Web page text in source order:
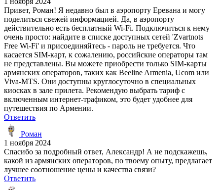
Привет, Роман! Я недавно был в аэропорту Еревана и могу
поделиться свежей информацией. Да, в аэропорту
действительно есть бесплатный Wi-Fi. Подключиться к нему
очень просто: найдите в списке доступных сетей 'Zvartnots
Free Wi-Fi' и присоединяйтесь - пароль не требуется. Что
касается SIM-карт, к сожалению, российские операторы там
не представлены. Вы можете приобрести только SIM-карты
армянских операторов, таких как Beeline Armenia, Ucom или
Viva-MTS. Они доступны круглосуточно в специальных
киосках в зале прилета. Рекомендую выбрать тариф с
включенным интернет-трафиком, это будет удобнее для
путешествия по Армении.
Ответить
Роман
1 ноября 2024
Спасибо за подробный ответ, Александр! А не подскажешь,
какой из армянских операторов, по твоему опыту, предлагает
лучшее соотношение цены и качества связи?
Ответить